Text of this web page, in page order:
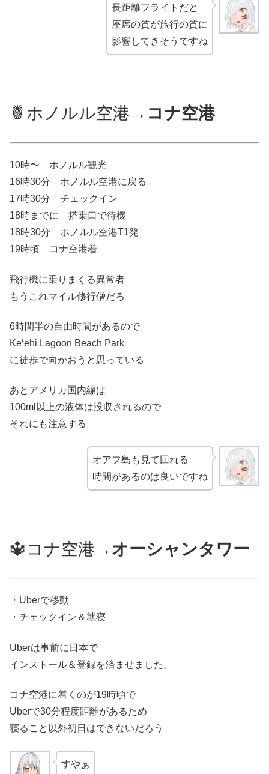
長距離フライトだと
座席の質が旅行の質に
影響してきそうですね
🍍ホノルル空港→ コナ空港
10時〜 ホノルル観光
16時30分 ホノルル空港に戻る
17時30分 チェックイン
18時までに 搭乗口で待機
18時30分 ホノルル空港T1発
19時頃 コナ空港着
飛行機に乗りまくる異常者
もうこれマイル修行僧だろ
6時間半の自由時間があるので
Keʻehi Lagoon Beach Park
に徒歩で向かおうと思っている
あとアメリカ国内線は
100ml以上の液体は没収されるので
それにも注意する
オアフ島も見て回れる
時間があるのは良いですね
🔱コナ空港→オーシャンタワー
・Uberで移動
・チェックイン＆就寝
Uberは事前に日本で
インストール＆登録を済ませました。
コナ空港に着くのが19時頃で
Uberで30分程度距離があるため
寝ること以外初日はできないだろう
すやぁ